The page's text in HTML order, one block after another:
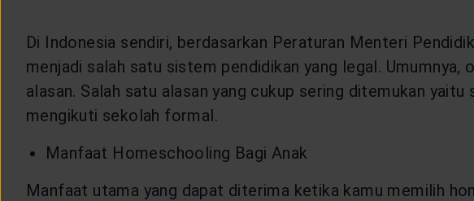
Di Indonesia sendiri, berdasarkan Peraturan Menteri
menjadi salah satu sistem pendidikan yang legal.
alasan. Salah satu alasan yang cukup sering ditemukan
mengikuti sekolah formal.
Manfaat Homeschooling Bagi Anak
Manfaat utama yang dapat diterima ketika kamu memilih
KEAGENAN